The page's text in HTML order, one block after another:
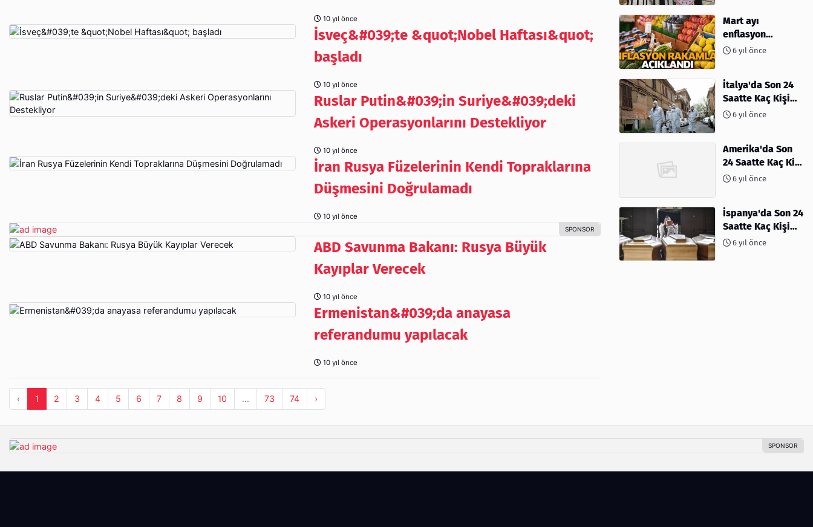
10 yıl önce
İsveç&#039;te &quot;Nobel Haftası&quot;
başladı
10 yıl önce
Ruslar Putin&#039;in Suriye&#039;deki
Askeri Operasyonlarını Destekliyor
10 yıl önce
İran Rusya Füzelerinin Kendi Topraklarına
Düşmesini Doğrulamadı
10 yıl önce
ABD Savunma Bakanı: Rusya Büyük
Kayıplar Verecek
10 yıl önce
Ermenistan&#039;da anayasa
referandumu yapılacak
10 yıl önce
‹ 1 2 3 4 5 6 7 8 9 10 ... 73 74 ›
Mart ayı
enflasyon
rakamları
6 yıl önce
İtalya'da Son 24
Saatte Kaç Kişi
Öldü6 yıl önce
Amerika'da Son
24 Saatte Kaç Kişi
Öldü - 06 Nisan
6 yıl önce
İspanya'da Son 24
Saatte Kaç Kişi
Öldü6 yıl önce